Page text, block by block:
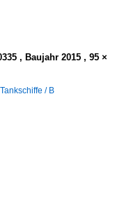
, Baujahr 2015 , 95 ×
/ B